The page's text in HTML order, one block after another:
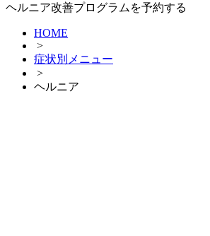
ヘルニア改善プログラムを予約する
HOME
>
症状別メニュー
>
ヘルニア